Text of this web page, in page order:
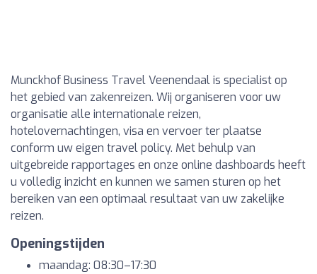
Munckhof Business Travel Veenendaal is specialist op
het gebied van zakenreizen. Wij organiseren voor uw
organisatie alle internationale reizen,
hotelovernachtingen, visa en vervoer ter plaatse
conform uw eigen travel policy. Met behulp van
uitgebreide rapportages en onze online dashboards heeft
u volledig inzicht en kunnen we samen sturen op het
bereiken van een optimaal resultaat van uw zakelijke
reizen.
Openingstijden
maandag: 08:30–17:30